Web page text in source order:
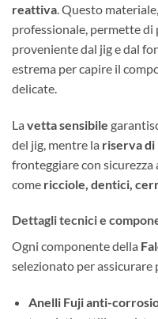
reattiva. Questo
professionale, permette
proveniente dal jig e dal
estrema per capire il
delicate.
La vetta sensibile
del jig, mentre la riserva di
fronteggiare con
come ricciole, dentici,
Dettagli tecnici e
Ogni componente della
selezionato per
Anelli Fuji anti-